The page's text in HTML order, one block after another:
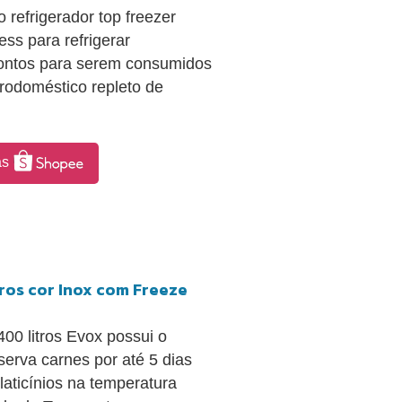
refrigerador top freezer
para refrigerar
para serem consumidos
repleto de
cor Inox com Freeze
litros Evox possui o
carnes por até 5 dias
na temperatura